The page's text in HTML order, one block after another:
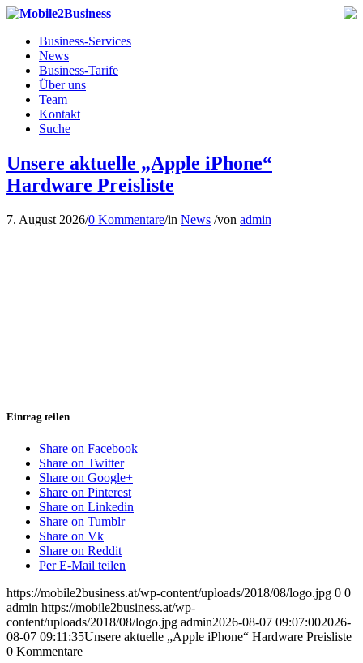
Business-Services
News
Business-Tarife
Über uns
Team
Kontakt
Suche
Unsere aktuelle „Apple iPhone“
Hardware Preisliste
7. August 2026/0 Kommentare/in News /von admin
Eintrag teilen
Share on Facebook
Share on Twitter
Share on Google+
Share on Pinterest
Share on Linkedin
Share on Tumblr
Share on Vk
Share on Reddit
Per E-Mail teilen
https://mobile2business.at/wp-content/uploads/2018/08/logo.jpg 0 0
admin https://mobile2business.at/wp-
content/uploads/2018/08/logo.jpg admin2026-08-07 09:07:002026-
08-07 09:11:35Unsere aktuelle „Apple iPhone“ Hardware Preisliste
0 Kommentare